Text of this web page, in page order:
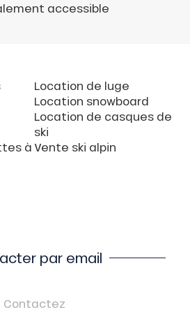
accessible
à
Location de luge
Location snowboard
Location de casques de
ski
Vente ski alpin
par email
Contactez